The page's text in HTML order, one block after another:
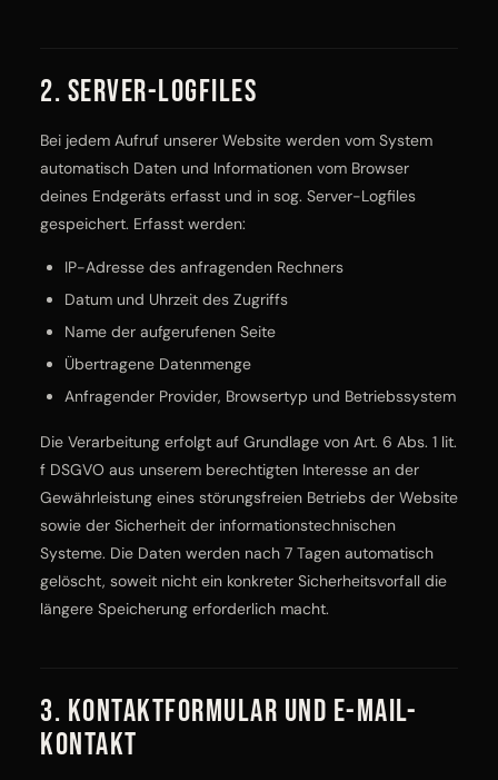
2. Server-Logfiles
Bei jedem Aufruf unserer Website werden vom System
automatisch Daten und Informationen vom Browser
deines Endgeräts erfasst und in sog. Server-Logfiles
gespeichert. Erfasst werden:
IP-Adresse des anfragenden Rechners
Datum und Uhrzeit des Zugriffs
Name der aufgerufenen Seite
Übertragene Datenmenge
Anfragender Provider, Browsertyp und Betriebssystem
Die Verarbeitung erfolgt auf Grundlage von Art. 6 Abs. 1 lit.
f DSGVO aus unserem berechtigten Interesse an der
Gewährleistung eines störungsfreien Betriebs der Website
sowie der Sicherheit der informationstechnischen
Systeme. Die Daten werden nach 7 Tagen automatisch
gelöscht, soweit nicht ein konkreter Sicherheitsvorfall die
längere Speicherung erforderlich macht.
3. Kontaktformular und E-Mail-
Kontakt